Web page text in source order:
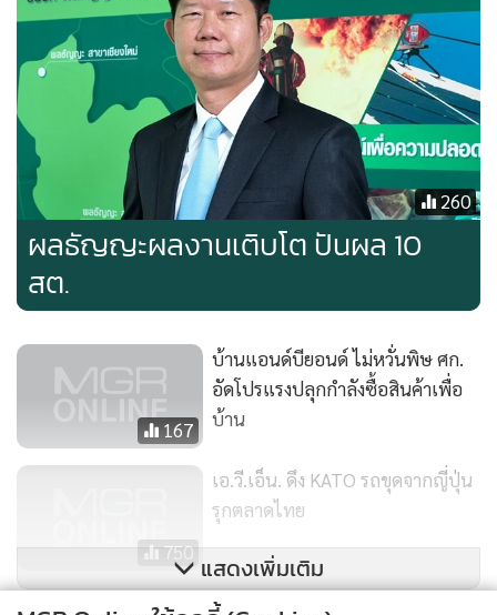
260
ผลธัญญะผลงานเติบโต ปันผล 10
สต.
167
บ้านแอนด์บียอนด์ ไม่หวั่นพิษ ศก.
อัดโปรแรงปลุกกำลังซื้อสินค้าเพื่อ
บ้าน
750
เอ.วี.เอ็น. ดึง KATO รถขุดจากญี่ปุ่น
รุกตลาดไทย
แสดงเพิ่มเติม